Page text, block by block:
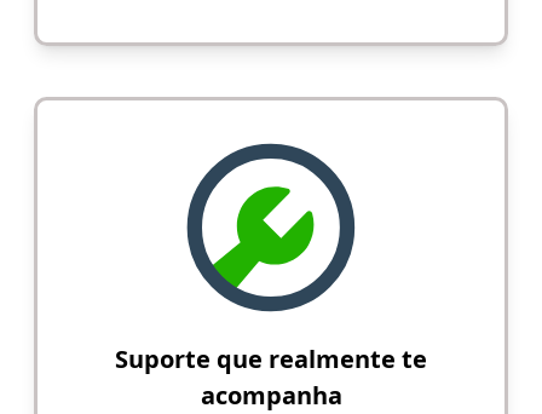
Suporte que realmente te
acompanha